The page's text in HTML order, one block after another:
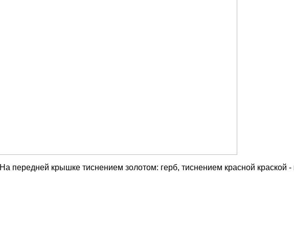
На передней крышке тиснением золотом: герб, тиснением красной краской -